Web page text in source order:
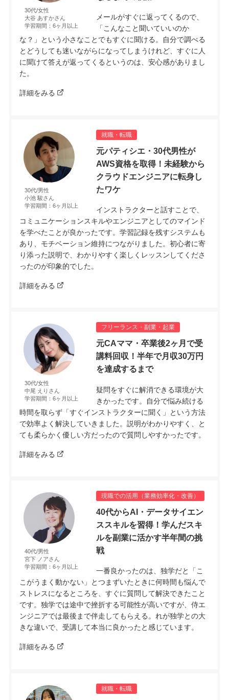
30代/女性
大谷 あすかさん
学習期間：6ヶ月以上
メールがすぐに返ってくるので、
「こんなこと聞いていいのか
な？」という小さなことでもすぐに聞ける。自分で調べる
とどうしても迷いながらになってしまうけれど、すぐに人
に聞けて答えが返ってくるというのは、安心感がありまし
た。
詳細をみる
就職・転職
30代/男性
小池 駿さん
学習期間：6ヶ月以上
元パティシエ・30代男性が
AWS資格を取得！未経験から
クラウドエンジニアに転身し
たワケ
インストラクターと話すことで、
コミュニケーションスキルやエンジニアとしてのマインド
を学べたことが良かったです。学習記録を残すシステムも
あり、モチベーション維持につながりました。初心者に寄
り添った説明で、わかりやすく楽しくレッスンしてくださ
ったのが印象的でした。
詳細をみる
フリーランス・副業・起業
30代/女性
中尾 えりさん
学習期間：6ヶ月以上
元CAママ・卒業後2ヶ月で受
講料回収！半年で月収30万円
を達成するまで
疑問をすぐに解消できる環境が大
きかったです。自分で悩み続ける
時間を取らず「すぐインストラクターに聞く」という方法
で効率よく解決していきました。説明がわかりやすく、と
ても柔らかく優しい方だったので質問しやすかったです。
詳細をみる
現職での活用（業務効率化・改善）
40代/男性
宮下 ノアさん
学習期間：6ヶ月以上
40代からAI・データサイエン
ススキルを習得！学んだスキ
ルを副業に活かす半年間の挑
戦
一番良かったのは、独学だと「こ
こがうまく動かない」とつまずいたときに何時間も悩んで
ストレスになるところを、すぐに質問して解決できたこと
です。独学では途中で挫折する可能性が高いですが、侍エ
ンジニアでは最後まで伴走してもらえる。れが独学との大
きな違いで、受講して本当に良かったと感じています。
詳細をみる
就職・転職